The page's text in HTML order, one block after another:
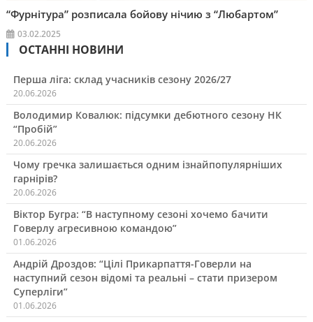
“Фурнітура” розписала бойову нічию з “Любартом”
03.02.2025
ОСТАННІ НОВИНИ
Перша ліга: склад учасників сезону 2026/27
20.06.2026
Володимир Ковалюк: підсумки дебютного сезону НК
“Пробій”
20.06.2026
Чому гречка залишається одним ізнайпопулярніших
гарнірів?
20.06.2026
Віктор Бугра: “В наступному сезоні хочемо бачити
Говерлу агресивною командою”
01.06.2026
Андрій Дроздов: “Цілі Прикарпаття-Говерли на
наступний сезон відомі та реальні – стати призером
Суперліги”
01.06.2026